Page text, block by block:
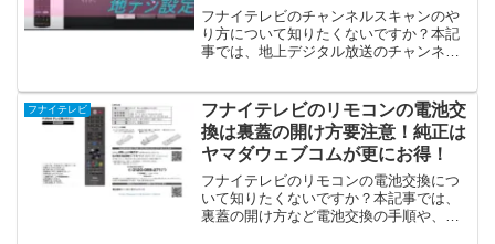
フナイテレビのチャンネルスキャンのや
り方について知りたくないですか？本記
事では、地上デジタル放送のチャンネル
や、地域で放送局の開局や変更があった
場合は、チャンネル設定をしてください
ね！
フナイテレビ
フナイテレビのリモコンの電池交
換は裏蓋の開け方要注意！純正は
ヤマダウェブコムが更にお得！
フナイテレビのリモコンの電池交換につ
いて知りたくないですか？本記事では、
裏蓋の開け方など電池交換の手順や、電